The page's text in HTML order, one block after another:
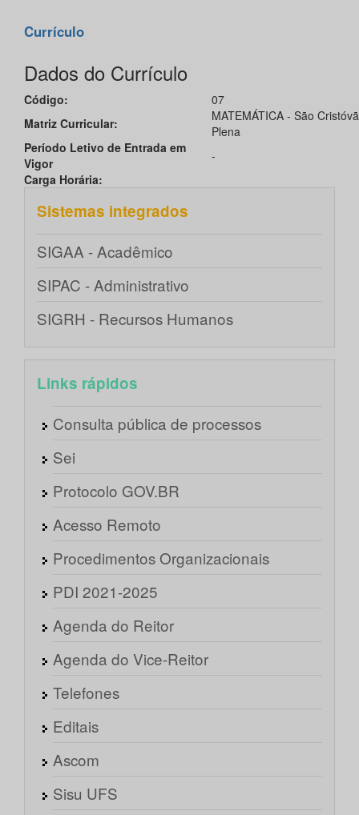
Currículo
Dados do Currículo
Código:
07
Matriz Curricular:
MATEMÁTICA - São
Plena
Período Letivo de Entrada em
Vigor
-
Carga Horária:
Sistemas integrados
SIGAA - Acadêmico
SIPAC - Administrativo
SIGRH - Recursos Humanos
Links rápidos
Consulta pública de processos
Sei
Protocolo GOV.BR
Acesso Remoto
Procedimentos Organizacionais
PDI 2021-2025
Agenda do Reitor
Agenda do Vice-Reitor
Telefones
Editais
Ascom
Sisu UFS